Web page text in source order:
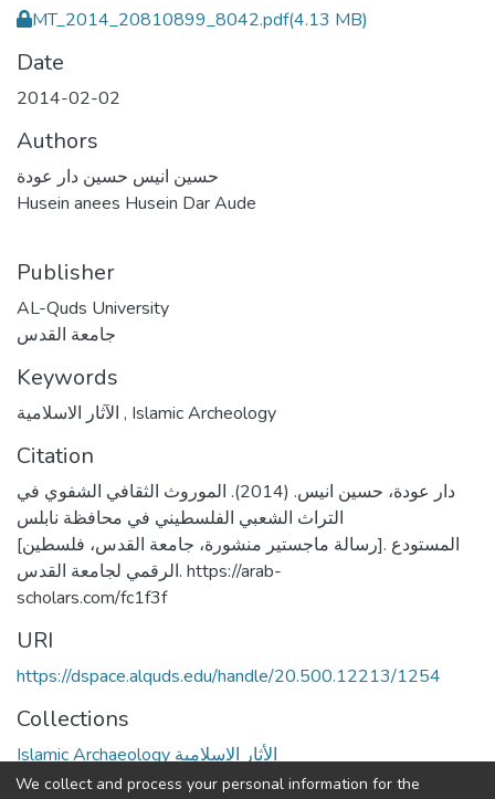
MT_2014_20810899_8042.pdf(4.13 MB)
Date
2014-02-02
Authors
حسين انيس حسين دار عودة
Husein anees Husein Dar Aude
Publisher
AL-Quds University
جامعة القدس
Keywords
, Islamic Archeology
Citation
دار عودة، حسين انيس. (2014). الموروث الثقافي الشفوي في
التراث الشعبي الفلسطيني في محافظة نابلس
[رسالة ماجستير منشورة، جامعة القدس، فلسطين]. المستودع
الرقمي لجامعة القدس. https://arab-
scholars.com/fc1f3f
URI
https://dspace.alquds.edu/handle/20.500.12213/1254
Collections
Islamic Archaeology الأثار الاسلامية
We collect and process your personal information for the